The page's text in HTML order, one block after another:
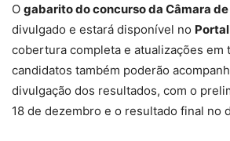
O gabarito do concurso da Câmara
divulgado e estará disponível no Portal
cobertura completa e atualizações em
candidatos também poderão
divulgação dos resultados, com o
18 de dezembro e o resultado final no